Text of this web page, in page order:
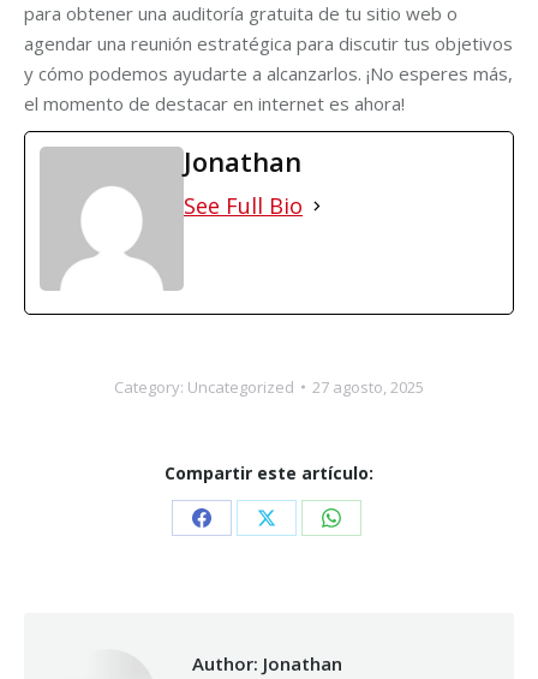
para obtener una auditoría gratuita de tu sitio web o
agendar una reunión estratégica para discutir tus objetivos
y cómo podemos ayudarte a alcanzarlos. ¡No esperes más,
el momento de destacar en internet es ahora!
Jonathan
See Full Bio
Category: Uncategorized 27 agosto, 2025
Compartir este artículo:
Share Share Share
Author: Jonathan